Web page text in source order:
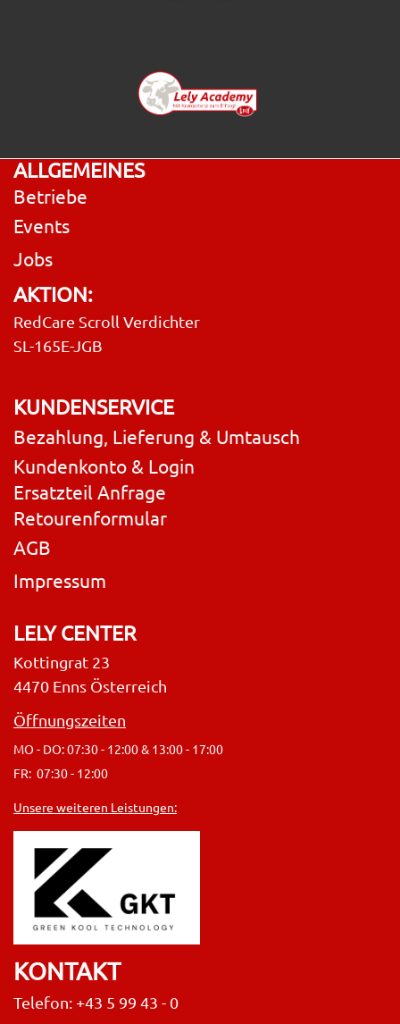
ALLGEMEINES
Betriebe
Events
Jobs
AKTION:
RedCare Scroll Verdichter
SL-165E-JGB
KUNDENSERVICE
Bezahlung, Lieferung & Umtausch
Kundenkonto & Login
Ersatzteil Anfrage
Retourenformular
AGB
Impressum
LELY CENTER
Kottingrat 23
4470 Enns Österreich
Öffnungszeiten
MO - DO: 07:30 - 12:00 & 13:00 - 17:00
FR: 07:30 - 12:00
Unsere weiteren Leistungen:
KONTAKT
Telefon: +43 5 99 43 - 0